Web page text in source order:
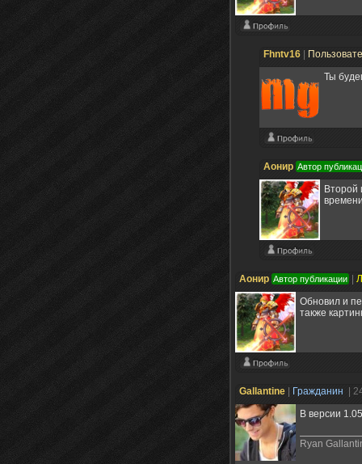
Fhntv16
Ты
Аонир Автор
Второй
Аонир Автор публикации
Обновил и
также
Gallantine Гражданин
|
В версии
Ryan